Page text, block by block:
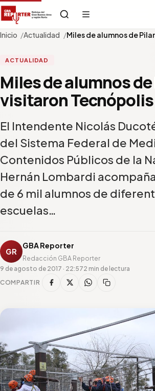
Inicio Actualidad Miles de alumnos de
ACTUALIDAD
Miles de alumnos
visitaron Tecnópolis
El Intendente Nicolás
del Sistema Federal de
Contenidos Públicos de la
Hernán Lombardi
de 6 mil alumnos de
escuelas…
GR
GBA Reporter
Redacción GBA Reporter
9 de agosto de 2017 · 22:572 min de lectura
COMPARTIR